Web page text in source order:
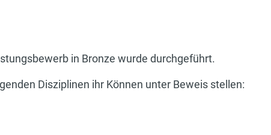
in Bronze wurde durchgeführt.
Disziplinen ihr Können unter Beweis stellen: